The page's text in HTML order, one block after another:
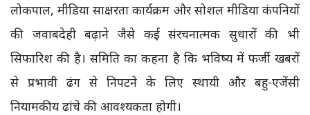
लोकपाल, मीडिया साक्षरता कार्यक्रम और सोशल मीडिया कंपनियों
की जवाबदेही बढ़ाने जैसे कई संरचनात्मक सुधारों की भी
सिफारिश की है। समिति का कहना है कि भविष्य में फर्जी खबरों
से प्रभावी ढंग से निपटने के लिए स्थायी और बहु-एजेंसी
नियामकीय ढांचे की आवश्यकता होगी।